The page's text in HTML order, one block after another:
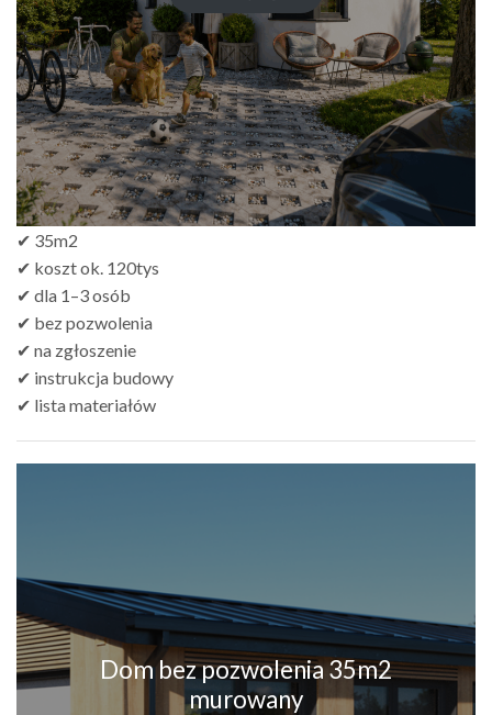
zł249.00
do
zł499.00
✔ 35m2
✔ koszt ok. 120tys
✔ dla 1–3 osób
✔ bez pozwolenia
✔ na zgłoszenie
✔ instrukcja budowy
✔ lista materiałów
Dom bez pozwolenia 35m2
murowany